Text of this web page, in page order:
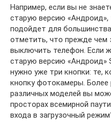
Например, если вы не
старую версию «Андроид»,
подойдет для
отметить, что прежде чем
выключить телефон. Если
старую версию «Андроид»
нужно уже три кнопки: те,
кнопку фотокамеры.
различных моделей вы
просторах всемирной
входа в загрузочный